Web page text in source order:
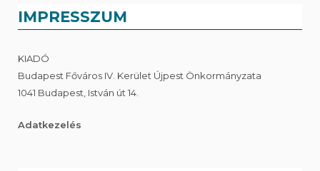
IMPRESSZUM
KIADÓ
Budapest Főváros IV. Kerület Újpest Önkormányzata
1041 Budapest, István út 14.
Adatkezelés